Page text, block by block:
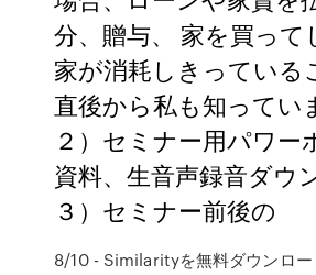
分、贈与、 家を買って
家が消耗しきっている
直後から私も知ってい
２）セミナー用パワー
資料、生音声録音ダウ
３）セミナー前後の
8/10 - Similarityを無料ダウンロー